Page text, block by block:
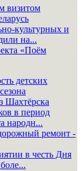
визитом
культурных и
на...
«Поём
детских
Шахтёрска
в период
народн...
ремонт -
в честь Дня